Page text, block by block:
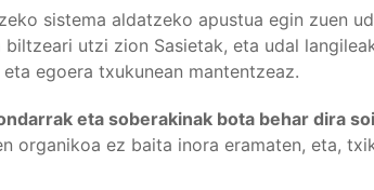
sistema aldatzeko apustua egin zuen
utzi zion Sasietak, eta udal
egoera txukunean mantentzeaz.
eta soberakinak bota behar dira
organikoa ez baita inora eramaten, eta,